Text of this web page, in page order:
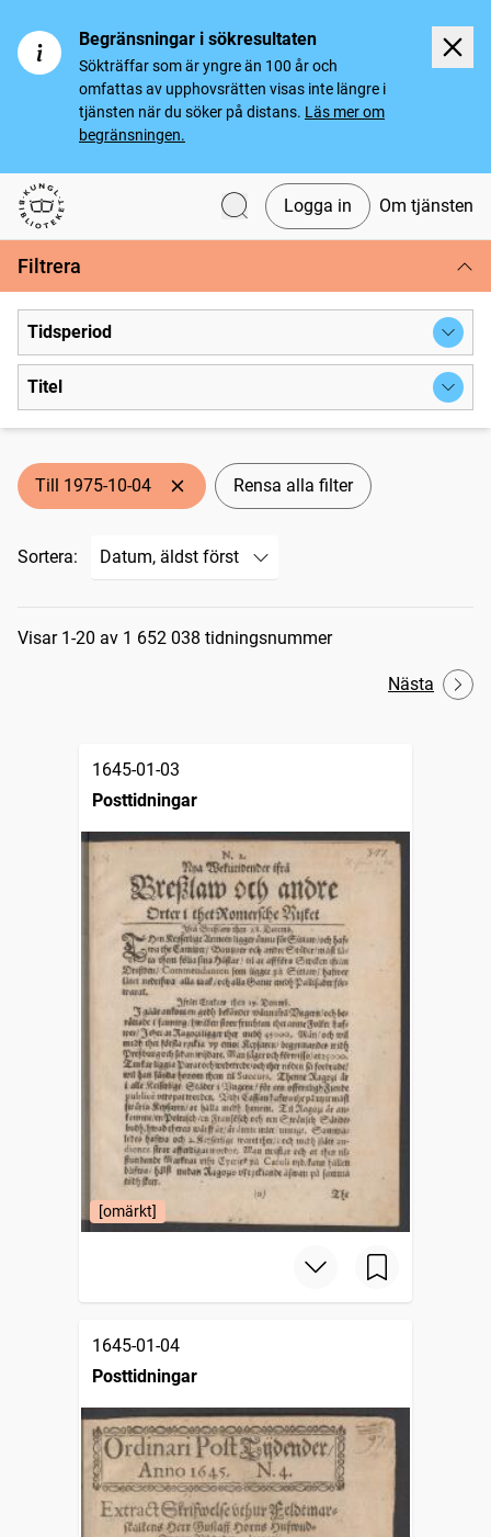
Begränsningar i sökresultaten
Sökträffar som är yngre än 100 år och
omfattas av upphovsrätten visas inte längre i
tjänsten när du söker på distans. Läs mer om
begränsningen.
Svenska tidningar
Logga in Om tjänsten
Filtrera
Tidsperiod
Titel
Till 1975-10-04 Rensa alla filter
Sortera:
Sökresultat
Visar 1-20 av 1 652 038 tidningsnummer
Nästa
1645-01-03
Posttidningar
[omärkt]
1645-01-04
Posttidningar